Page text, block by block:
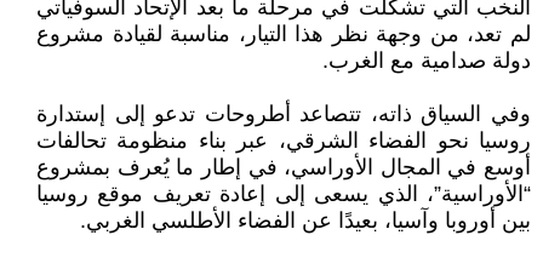
النخب التي تشكلت في مرحلة ما بعد الإتحاد السوفياتي
لم تعد، من وجهة نظر هذا التيار، مناسبة لقيادة مشروع
دولة صدامية مع الغرب.
وفي السياق ذاته، تتصاعد أطروحات تدعو إلى إستدارة
روسيا نحو الفضاء الشرقي، عبر بناء منظومة تحالفات
أوسع في المجال الأوراسي، في إطار ما يُعرف بمشروع
“الأوراسية”، الذي يسعى إلى إعادة تعريف موقع روسيا
بين أوروبا وآسيا، بعيدًا عن الفضاء الأطلسي الغربي.